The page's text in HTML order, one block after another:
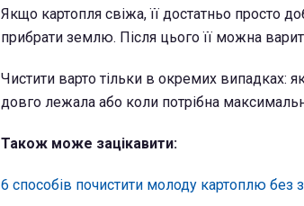
Якщо картопля свіжа, її достатньо просто
прибрати землю. Після цього її можна
Чистити варто тільки в окремих випадках:
довго лежала або коли потрібна
Також може зацікавити:
6 способів почистити молоду картоплю без